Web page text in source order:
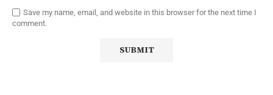
Save my name, email, and website in this browser for the next time I
comment.